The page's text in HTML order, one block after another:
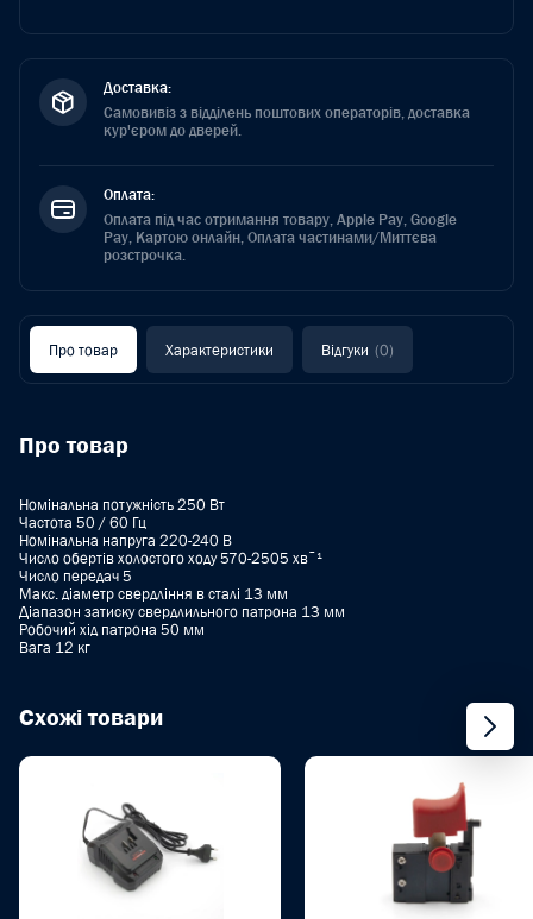
Доставка:
Самовивіз з відділень поштових операторів, доставка
кур'єром до дверей.
Оплата:
Оплата під час отримання товару, Apple Pay, Google
Pay, Картою онлайн, Оплата частинами/Миттєва
розстрочка.
Про товар Характеристики Відгуки (0)
Про товар
Номінальна потужність 250 Вт
Частота 50 / 60 Гц
Номінальна напруга 220-240 B
Число обертів холостого ходу 570-2505 хвˉ¹
Число передач 5
Макс. діаметр свердління в сталі 13 мм
Діапазон затиску свердлильного патрона 13 мм
Робочий хід патрона 50 мм
Вага 12 кг
Схожі товари